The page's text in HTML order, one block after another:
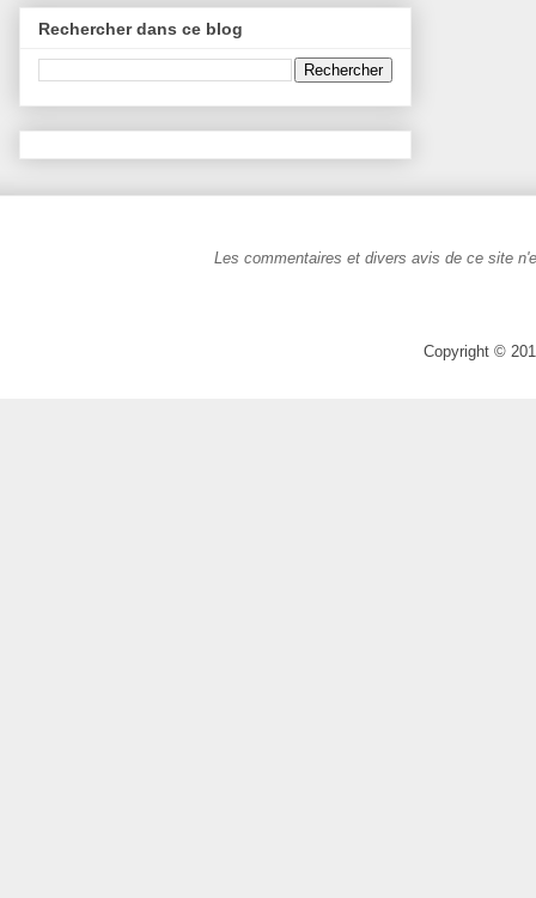
Rechercher dans ce blog
Les commentaires et divers avis de ce site
Copyright ©